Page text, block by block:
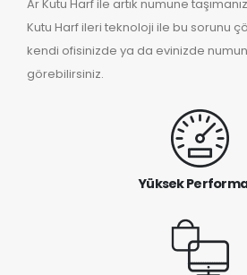
Ar Kutu Harf ile artık numune
Kutu Harf ileri teknoloji ile bu sorunu
kendi ofisinizde ya da evinizde
görebilirsiniz.
Yüksek